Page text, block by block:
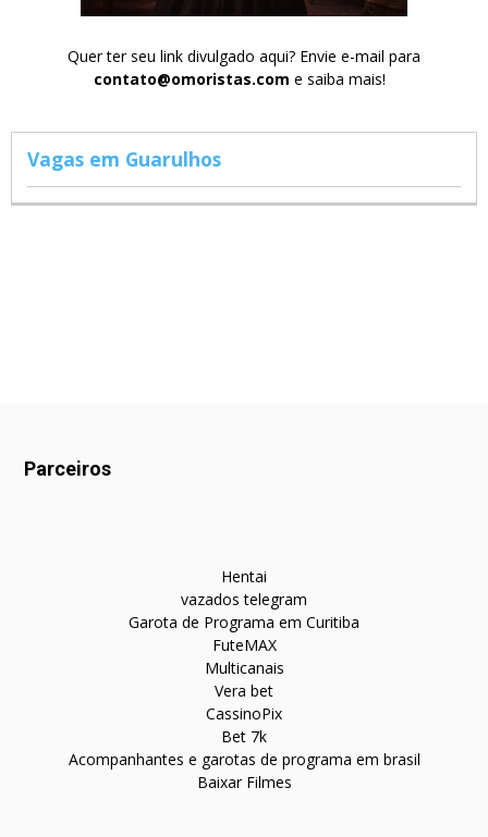
Quer ter seu link divulgado aqui? Envie e-mail para
contato@omoristas.com e saiba mais!
Vagas em Guarulhos
Parceiros
Hentai
vazados telegram
Garota de Programa em Curitiba
FuteMAX
Multicanais
Vera bet
CassinoPix
Bet 7k
Acompanhantes e garotas de programa em brasil
Baixar Filmes